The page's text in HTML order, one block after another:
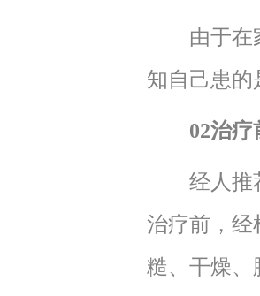
由于在家
知自己患的
02治
经人推荐
治疗前，经
糙、干燥、